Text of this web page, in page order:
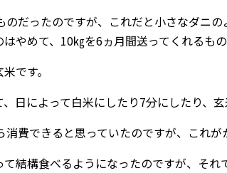
のだったのですが、これだと小さなダニ
やめて、10㎏を6ヵ月間送ってくれるも
です。
日によって白米にしたり7分にしたり、玄
費できると思っていたのですが、これが
結構食べるようになったのですが、そ